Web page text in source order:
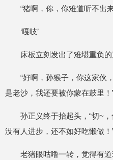
“猪啊，你，你难道听不出
‘嘎吱’
床板立刻发出了难堪重负
“好啊，孙猴子，你这家伙
是老沙，我还要被你蒙在鼓里！
孙正义终于抬起头，“切~
没有人进步，还不如好吃懒做！
老猪眼咕噜一转，觉得有道